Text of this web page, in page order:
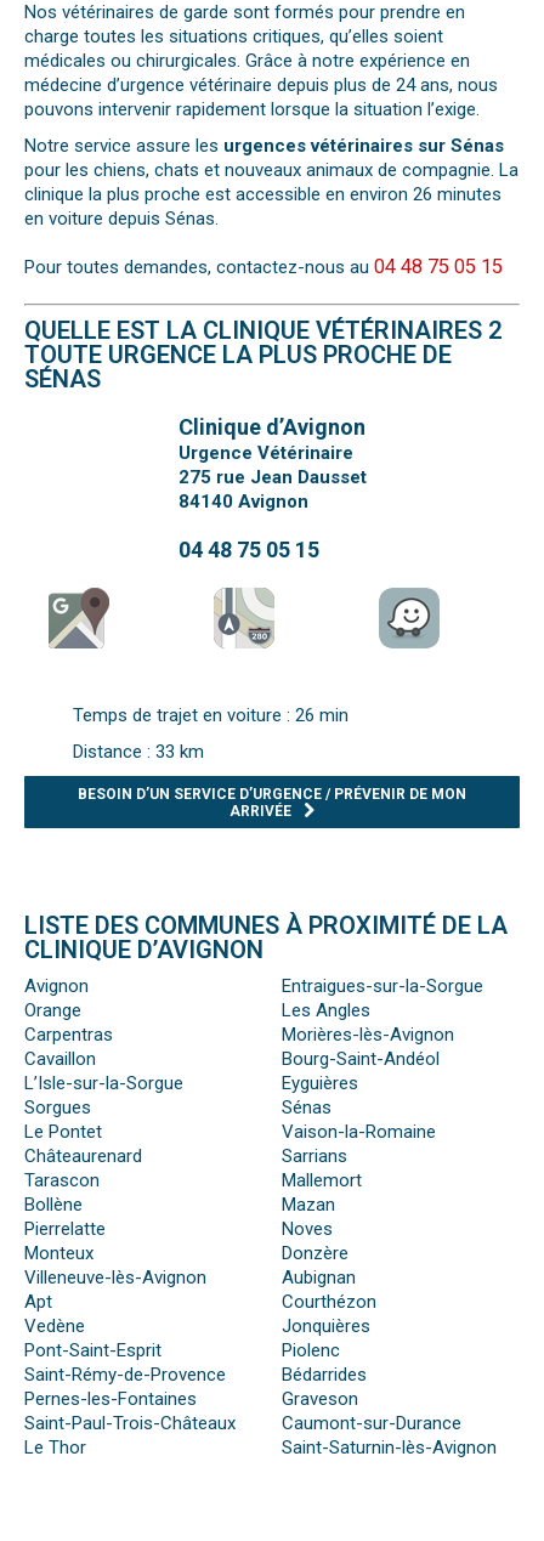
Nos vétérinaires de garde sont formés pour prendre en
charge toutes les situations critiques, qu’elles soient
médicales ou chirurgicales. Grâce à notre expérience en
médecine d’urgence vétérinaire depuis plus de 24 ans, nous
pouvons intervenir rapidement lorsque la situation l’exige.
Notre service assure les urgences vétérinaires sur Sénas
pour les chiens, chats et nouveaux animaux de compagnie. La
clinique la plus proche est accessible en environ 26 minutes
en voiture depuis Sénas.
Pour toutes demandes, contactez-nous au 04 48 75 05 15
QUELLE EST LA CLINIQUE VÉTÉRINAIRES 2
TOUTE URGENCE LA PLUS PROCHE DE
SÉNAS
Clinique d’Avignon
Urgence Vétérinaire
275 rue Jean Dausset
84140 Avignon
04 48 75 05 15
Temps de trajet en voiture : 26 min
Distance : 33 km
BESOIN D’UN SERVICE D’URGENCE / PRÉVENIR DE MON
ARRIVÉE
LISTE DES COMMUNES À PROXIMITÉ DE LA
CLINIQUE D’AVIGNON
Avignon
Orange
Carpentras
Cavaillon
L’Isle-sur-la-Sorgue
Sorgues
Le Pontet
Châteaurenard
Tarascon
Bollène
Pierrelatte
Monteux
Villeneuve-lès-Avignon
Apt
Vedène
Pont-Saint-Esprit
Saint-Rémy-de-Provence
Pernes-les-Fontaines
Saint-Paul-Trois-Châteaux
Le Thor
Entraigues-sur-la-Sorgue
Les Angles
Morières-lès-Avignon
Bourg-Saint-Andéol
Eyguières
Sénas
Vaison-la-Romaine
Sarrians
Mallemort
Mazan
Noves
Donzère
Aubignan
Courthézon
Jonquières
Piolenc
Bédarrides
Graveson
Caumont-sur-Durance
Saint-Saturnin-lès-Avignon